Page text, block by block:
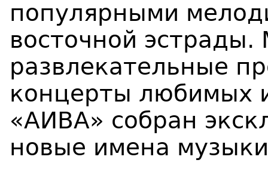
популярными
восточной
развлекательные
концерты любимых
«АИВА» собран
новые имена